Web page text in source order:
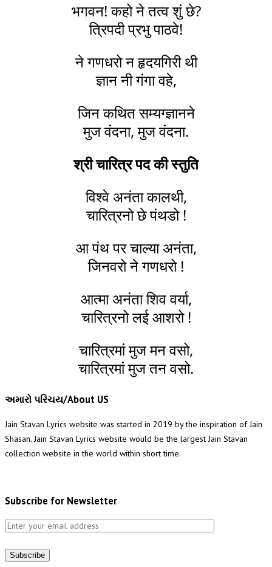
भगवन! कहो ने तत्व शुं छे?
त्रिपदी प्रभु पाठवे!
ने गणधरो न हृदयगिरी थी
ज्ञान नी गंगा वहे,
जिन कथित सम्यग्ज्ञानने
मुज वंदना, मुज वंदना.
श्री चारित्र पद की स्तुति
विश्वे अनंता कालथी,
चारित्रनो छे पंथडो !
आ पंथ पर चाल्या अनंता,
जिनवरो ने गणधरो !
आत्मा अनंता शिव वर्या,
चारित्रनो लई आशरो !
चारित्रमां मुज मन वसो,
चारित्रमां मुज तन वसो.
અમારો પરિચય/About US
Jain Stavan Lyrics website was started in 2019 by the inspiration of Jain
Shasan. Jain Stavan Lyrics website would be the largest Jain Stavan
collection website in the world within short time.
Subscribe for Newsletter
Subscribe